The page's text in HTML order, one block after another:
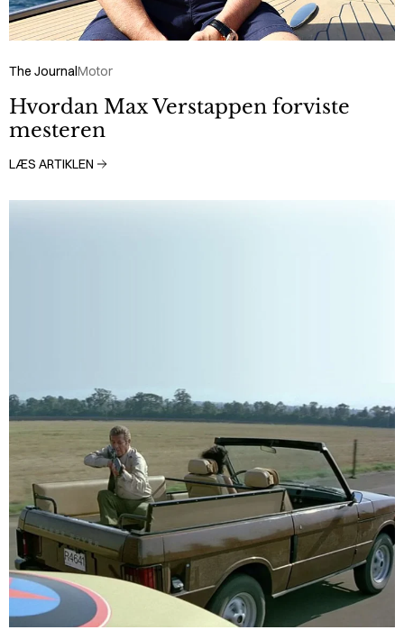
The JournalMotor
Hvordan Max Verstappen forviste
mesteren
LÆS ARTIKLEN